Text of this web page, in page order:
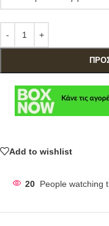
Add to wishlist
20 People watching